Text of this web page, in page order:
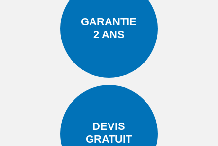
GARANTIE
2 ANS
DEVIS
GRATUIT